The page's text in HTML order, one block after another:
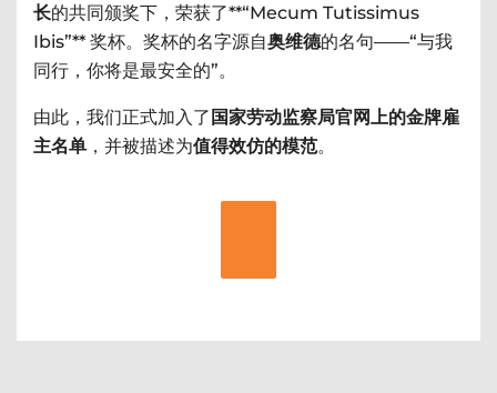
长的共同颁奖下，荣获了**“Mecum Tutissimus
Ibis”** 奖杯。奖杯的名字源自奥维德的名句——“与我
同行，你将是最安全的”。
由此，我们正式加入了 国家劳动监察局官网上的金牌雇
主名单 ，并被描述为值得效仿的模范。